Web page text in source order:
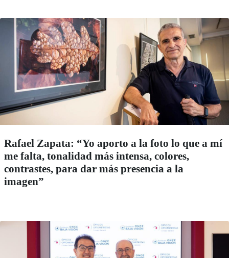
Rafael Zapata: “Yo aporto a la foto lo que a mí
me falta, tonalidad más intensa, colores,
contrastes, para dar más presencia a la
imagen”